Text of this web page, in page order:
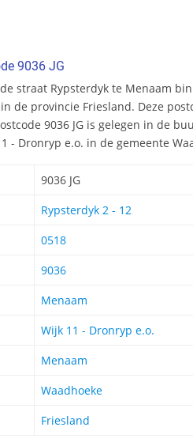
9036 JG
straat Rypsterdyk te Menaam
de provincie Friesland. Deze
9036 JG is gelegen in de
- Dronryp e.o. in de gemeente
9036 JG
Rypsterdyk 2 - 12
0518
9036
Menaam
Wijk 11 - Dronryp e.o.
Menaam
Waadhoeke
Friesland